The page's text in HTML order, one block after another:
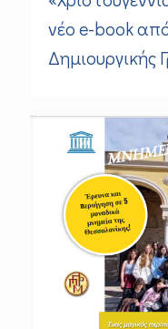
νέο e-book
Δημιουργικής